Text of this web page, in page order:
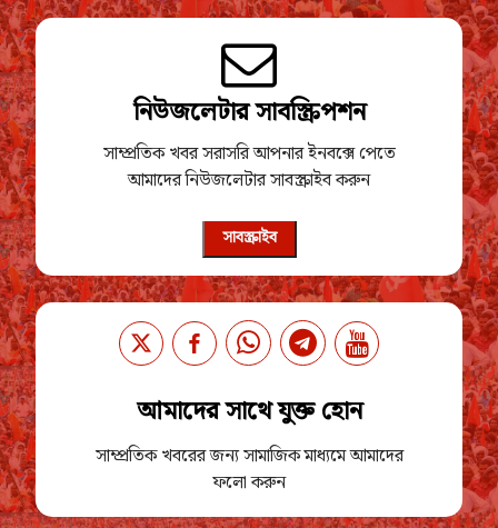
নিউজলেটার সাবস্ক্রিপশন
সাম্প্রতিক খবর সরাসরি আপনার ইনবক্সে পেতে
আমাদের নিউজলেটার সাবস্ক্রাইব করুন
সাবস্ক্রাইব
আমাদের সাথে যুক্ত হোন
সাম্প্রতিক খবরের জন্য সামাজিক মাধ্যমে আমাদের
ফলো করুন